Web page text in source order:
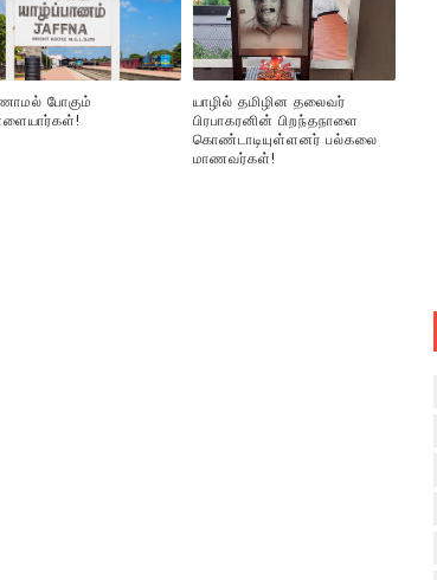
போகும்
யாழில் தமிழின தலைவர்
பிரபாகரனின் பிறந்தநாளை
கொண்டாடியுள்ளனர் பல்கலை
மாணவர்கள்!